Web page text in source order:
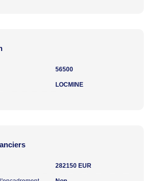
56500
LOCMINE
282150 EUR